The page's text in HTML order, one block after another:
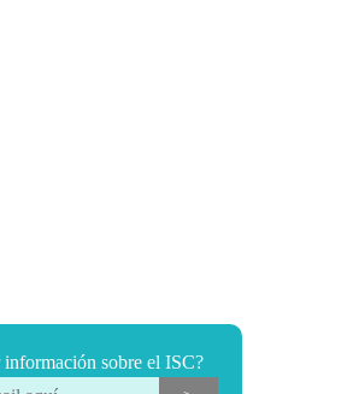
información sobre el ISC?